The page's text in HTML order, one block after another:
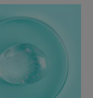
assure une
vêtements.
microbiome